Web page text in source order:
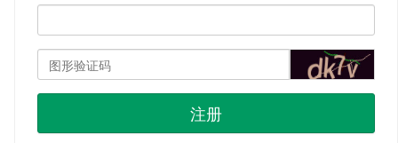
注册